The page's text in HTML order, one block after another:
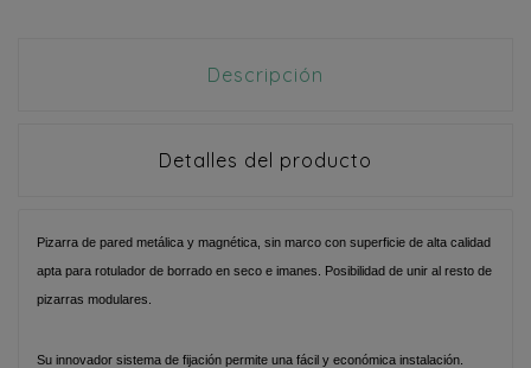
Descripción
Detalles del producto
Pizarra de pared metálica y magnética, sin marco con superficie de alta calidad
apta para rotulador de borrado en seco e imanes. Posibilidad de unir al resto de
pizarras modulares.
Su innovador sistema de fijación permite una fácil y económica instalación.